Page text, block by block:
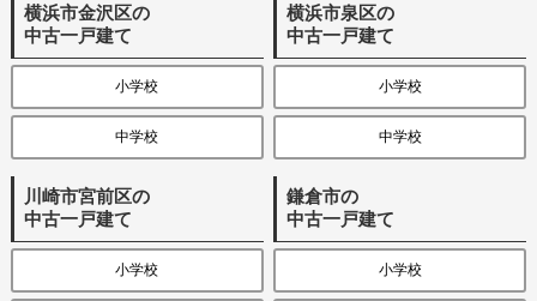
横浜市金沢区の
中古一戸建て
小学校
中学校
横浜市泉区の
中古一戸建て
小学校
中学校
川崎市宮前区の
中古一戸建て
小学校
鎌倉市の
中古一戸建て
小学校